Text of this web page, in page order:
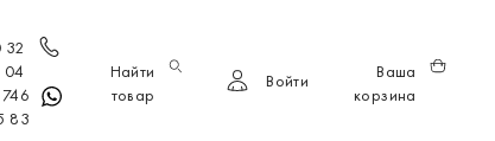
32
04
83
Найти
товар
Войти
Ваша
корзина